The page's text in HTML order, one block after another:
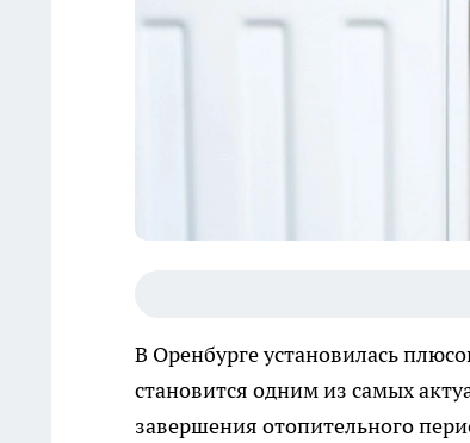
В Оренбурге установилась
становится одним из самых
завершения отопительного